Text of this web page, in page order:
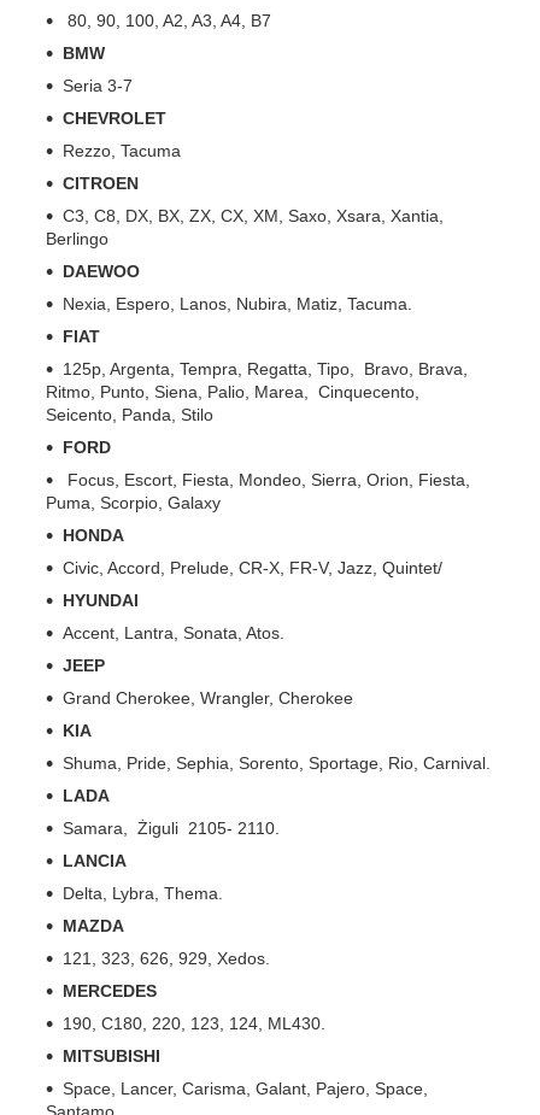
80, 90, 100, A2, A3, A4, B7
BMW
Seria 3-7
CHEVROLET
Rezzo, Tacuma
CITROEN
C3, C8, DX, BX, ZX, CX, XM, Saxo, Xsara, Xantia,
Berlingo
DAEWOO
Nexia, Espero, Lanos, Nubira, Matiz, Tacuma.
FIAT
125p, Argenta, Tempra, Regatta, Tipo, Bravo, Brava,
Ritmo, Punto, Siena, Palio, Marea, Cinquecento,
Seicento, Panda, Stilo
FORD
Focus, Escort, Fiesta, Mondeo, Sierra, Orion, Fiesta,
Puma, Scorpio, Galaxy
HONDA
Civic, Accord, Prelude, CR-X, FR-V, Jazz, Quintet/
HYUNDAI
Accent, Lantra, Sonata, Atos.
JEEP
Grand Cherokee, Wrangler, Cherokee
KIA
Shuma, Pride, Sephia, Sorento, Sportage, Rio, Carnival.
LADA
Samara, Żiguli 2105- 2110.
LANCIA
Delta, Lybra, Thema.
MAZDA
121, 323, 626, 929, Xedos.
MERCEDES
190, C180, 220, 123, 124, ML430.
MITSUBISHI
Space, Lancer, Carisma, Galant, Pajero, Space,